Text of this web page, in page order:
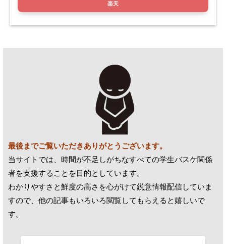
楽天
最後までご覧いただきありがとうございます。
当サイトでは、時間が不足しがちなすべての学生バスケ関係
者を支援することを目的としています。
わかりやすさと鮮度の高さを心がけて鋭意情報配信していま
すので、他の記事もいろいろ閲覧してもらえると嬉しいで
す。